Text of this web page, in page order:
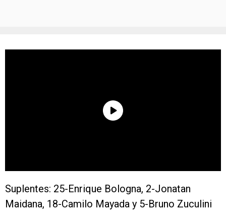
Suplentes: 25-Enrique Bologna, 2-Jonatan
Maidana, 18-Camilo Mayada y 5-Bruno Zuculini